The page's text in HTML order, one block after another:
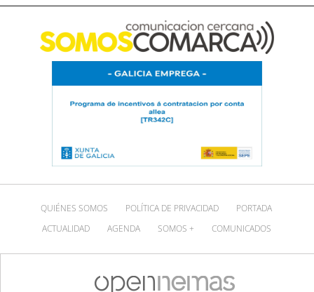
QUIÉNES SOMOS POLÍTICA DE PRIVACIDAD
PORTADA
ACTUALIDAD
AGENDA SOMOS + COMUNICADOS